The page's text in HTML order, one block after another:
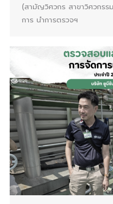
(สามัญวิศวกร สาขาวิศวกรร
การ นำการตรวจฯ